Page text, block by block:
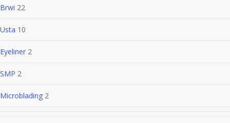
Brwi 22
Usta 10
Eyeliner 2
SMP 2
Microblading 2